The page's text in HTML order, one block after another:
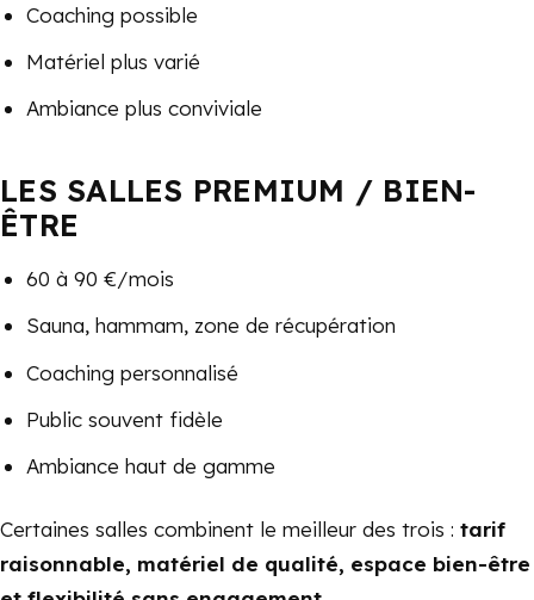
Coaching possible
Matériel plus varié
Ambiance plus conviviale
LES SALLES PREMIUM / BIEN-
ÊTRE
60 à 90 €/mois
Sauna, hammam, zone de récupération
Coaching personnalisé
Public souvent fidèle
Ambiance haut de gamme
Certaines salles combinent le meilleur des trois : tarif
raisonnable, matériel de qualité, espace bien-être